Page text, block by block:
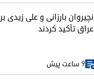
نچیروان بارزانی و علی
عراق تأکید کردند
9 ساعت پیش